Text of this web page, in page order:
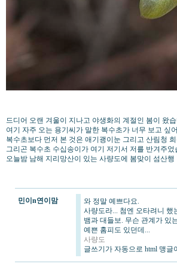
드디어 오랜 겨울이 지나고 야생화의 계절인 봄이 왔습
여기 자주 오는 용기씨가 말한 복수초가 너무 보고 싶
복수초보다 먼저 본 것은 애기괭이눈 그리고 산림청
그리곤 복수초 수십송이가 여기 저기서 저를 반겨주
오늘밤 남해 지리망산이 있는 사량도에 봄맞이 섬산
민이n연이맘
와 정말 예쁘다요.
사량도라... 첨엔 오타려니 했
뱀과 대들보. 무슨 관계가 있
예쁜 홈피도 있던데...
사량도
글쓰기가 자동으로 html 맹글